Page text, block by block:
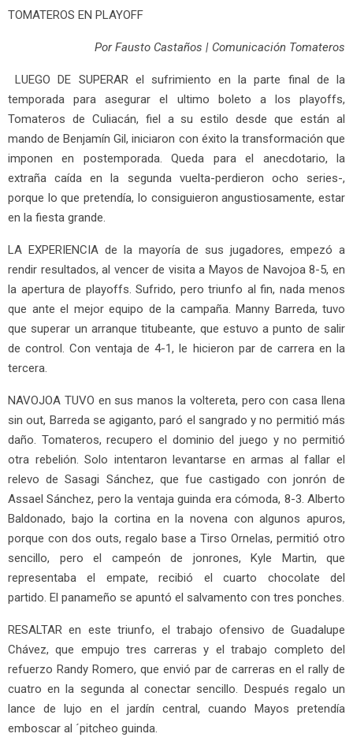
TOMATEROS EN PLAYOFF
Por Fausto Castaños | Comunicación Tomateros
LUEGO DE SUPERAR el sufrimiento en la parte final de la
temporada para asegurar el ultimo boleto a los playoffs,
Tomateros de Culiacán, fiel a su estilo desde que están al
mando de Benjamín Gil, iniciaron con éxito la transformación que
imponen en postemporada. Queda para el anecdotario, la
extraña caída en la segunda vuelta-perdieron ocho series-,
porque lo que pretendía, lo consiguieron angustiosamente, estar
en la fiesta grande.
LA EXPERIENCIA de la mayoría de sus jugadores, empezó a
rendir resultados, al vencer de visita a Mayos de Navojoa 8-5, en
la apertura de playoffs. Sufrido, pero triunfo al fin, nada menos
que ante el mejor equipo de la campaña. Manny Barreda, tuvo
que superar un arranque titubeante, que estuvo a punto de salir
de control. Con ventaja de 4-1, le hicieron par de carrera en la
tercera.
NAVOJOA TUVO en sus manos la voltereta, pero con casa llena
sin out, Barreda se agiganto, paró el sangrado y no permitió más
daño. Tomateros, recupero el dominio del juego y no permitió
otra rebelión. Solo intentaron levantarse en armas al fallar el
relevo de Sasagi Sánchez, que fue castigado con jonrón de
Assael Sánchez, pero la ventaja guinda era cómoda, 8-3. Alberto
Baldonado, bajo la cortina en la novena con algunos apuros,
porque con dos outs, regalo base a Tirso Ornelas, permitió otro
sencillo, pero el campeón de jonrones, Kyle Martin, que
representaba el empate, recibió el cuarto chocolate del
partido. El panameño se apuntó el salvamento con tres ponches.
RESALTAR en este triunfo, el trabajo ofensivo de Guadalupe
Chávez, que empujo tres carreras y el trabajo completo del
refuerzo Randy Romero, que envió par de carreras en el rally de
cuatro en la segunda al conectar sencillo. Después regalo un
lance de lujo en el jardín central, cuando Mayos pretendía
emboscar al ´pitcheo guinda.